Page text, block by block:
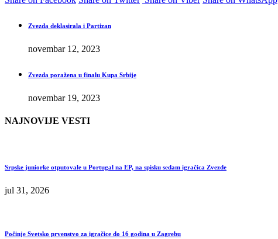
Zvezda deklasirala i Partizan
novembar 12, 2023
Zvezda poražena u finalu Kupa Srbije
novembar 19, 2023
NAJNOVIJE VESTI
Srpske juniorke otputovale u Portugal na EP, na spisku sedam igračica Zvezde
jul 31, 2026
Počinje Svetsko prvenstvo za igračice do 16 godina u Zagrebu